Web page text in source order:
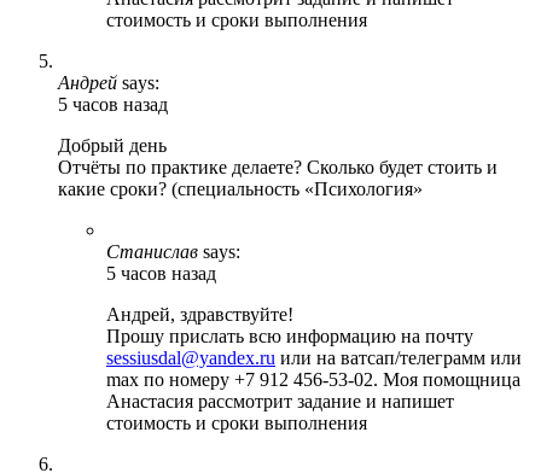
стоимость и сроки выполнения
Андрей says:
5 часов назад
Добрый день
Отчёты по практике делаете? Сколько будет стоить и
какие сроки? (специальность «Психология»
Станислав says:
5 часов назад
Андрей, здравствуйте!
Прошу прислать всю информацию на почту
sessiusdal@yandex.ru или на ватсап/телеграмм или
max по номеру +7 912 456-53-02. Моя помощница
Анастасия рассмотрит задание и напишет
стоимость и сроки выполнения